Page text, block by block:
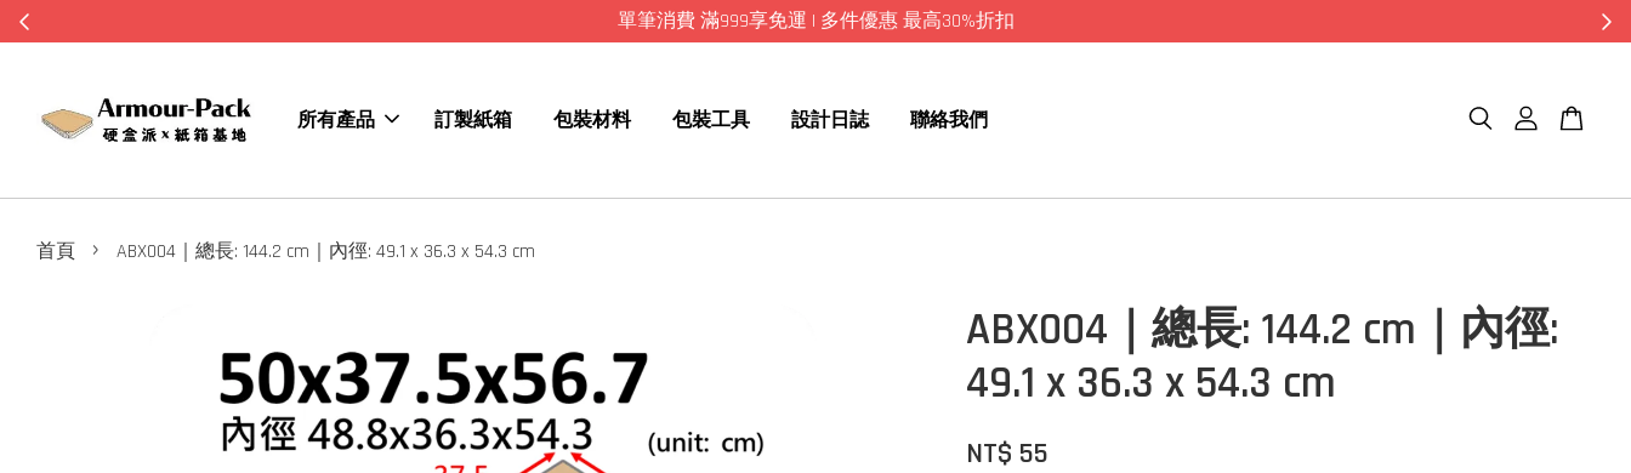
單筆消費 滿999享免運 | 多件優惠 最高30%折扣
所有產品 訂製紙箱 包裝材料 包裝工具 設計日誌 聯絡我們
首頁 › ABX004｜總長: 144.2 cm｜內徑: 49.1 x 36.3 x 54.3 cm
ABX004｜總長: 144.2 cm｜內徑:
49.1 x 36.3 x 54.3 cm
NT$ 55